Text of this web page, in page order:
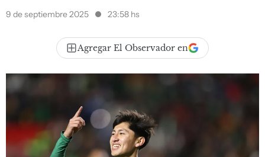
9 de septiembre 2025 23:58 hs
Agregar El Observador en